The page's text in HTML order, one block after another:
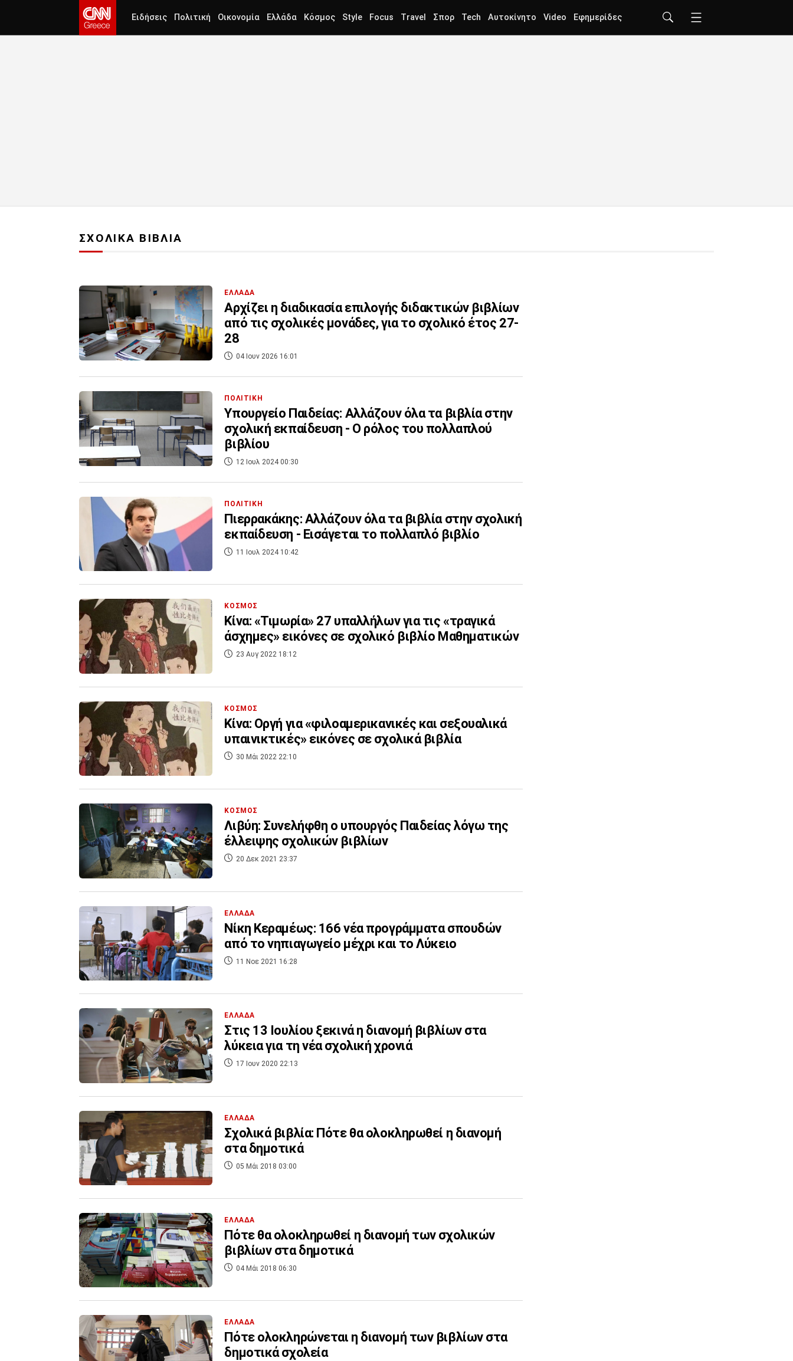
Ειδήσεις Πολιτική Οικονομία Ελλάδα Κόσμος Style Focus Travel Σπορ Tech Αυτοκίνητο Video Εφημερίδες
ΣΧΟΛΙΚΑ ΒΙΒΛΙΑ
ΕΛΛΑΔΑ
Αρχίζει η διαδικασία επιλογής διδακτικών βιβλίων
από τις σχολικές μονάδες, για το σχολικό έτος 27-
28
04 Ιουν 2026 16:01
ΠΟΛΙΤΙΚΗ
Υπουργείο Παιδείας: Αλλάζουν όλα τα βιβλία στην
σχολική εκπαίδευση - Ο ρόλος του πολλαπλού
βιβλίου
12 Ιουλ 2024 00:30
ΠΟΛΙΤΙΚΗ
Πιερρακάκης: Αλλάζουν όλα τα βιβλία στην σχολική
εκπαίδευση - Εισάγεται το πολλαπλό βιβλίο
11 Ιουλ 2024 10:42
ΚΟΣΜΟΣ
Κίνα: «Τιμωρία» 27 υπαλλήλων για τις «τραγικά
άσχημες» εικόνες σε σχολικό βιβλίο Μαθηματικών
23 Αυγ 2022 18:12
ΚΟΣΜΟΣ
Κίνα: Οργή για «φιλοαμερικανικές και σεξουαλικά
υπαινικτικές» εικόνες σε σχολικά βιβλία
30 Μάι 2022 22:10
ΚΟΣΜΟΣ
Λιβύη: Συνελήφθη ο υπουργός Παιδείας λόγω της
έλλειψης σχολικών βιβλίων
20 Δεκ 2021 23:37
ΕΛΛΑΔΑ
Νίκη Κεραμέως: 166 νέα προγράμματα σπουδών
από το νηπιαγωγείο μέχρι και το Λύκειο
11 Νοε 2021 16:28
ΕΛΛΑΔΑ
Στις 13 Ιουλίου ξεκινά η διανομή βιβλίων στα
λύκεια για τη νέα σχολική χρονιά
17 Ιουν 2020 22:13
ΕΛΛΑΔΑ
Σχολικά βιβλία: Πότε θα ολοκληρωθεί η διανομή
στα δημοτικά
05 Μάι 2018 03:00
ΕΛΛΑΔΑ
Πότε θα ολοκληρωθεί η διανομή των σχολικών
βιβλίων στα δημοτικά
04 Μάι 2018 06:30
ΕΛΛΑΔΑ
Πότε ολοκληρώνεται η διανομή των βιβλίων στα
δημοτικά σχολεία